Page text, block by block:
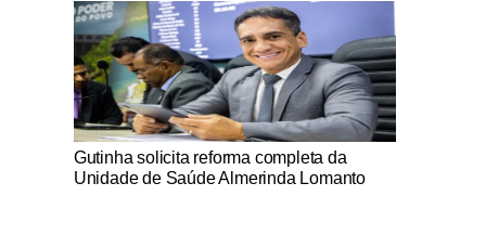
Notícias Católicas
Gutinha solicita reforma completa da
Unidade de Saúde Almerinda Lomanto